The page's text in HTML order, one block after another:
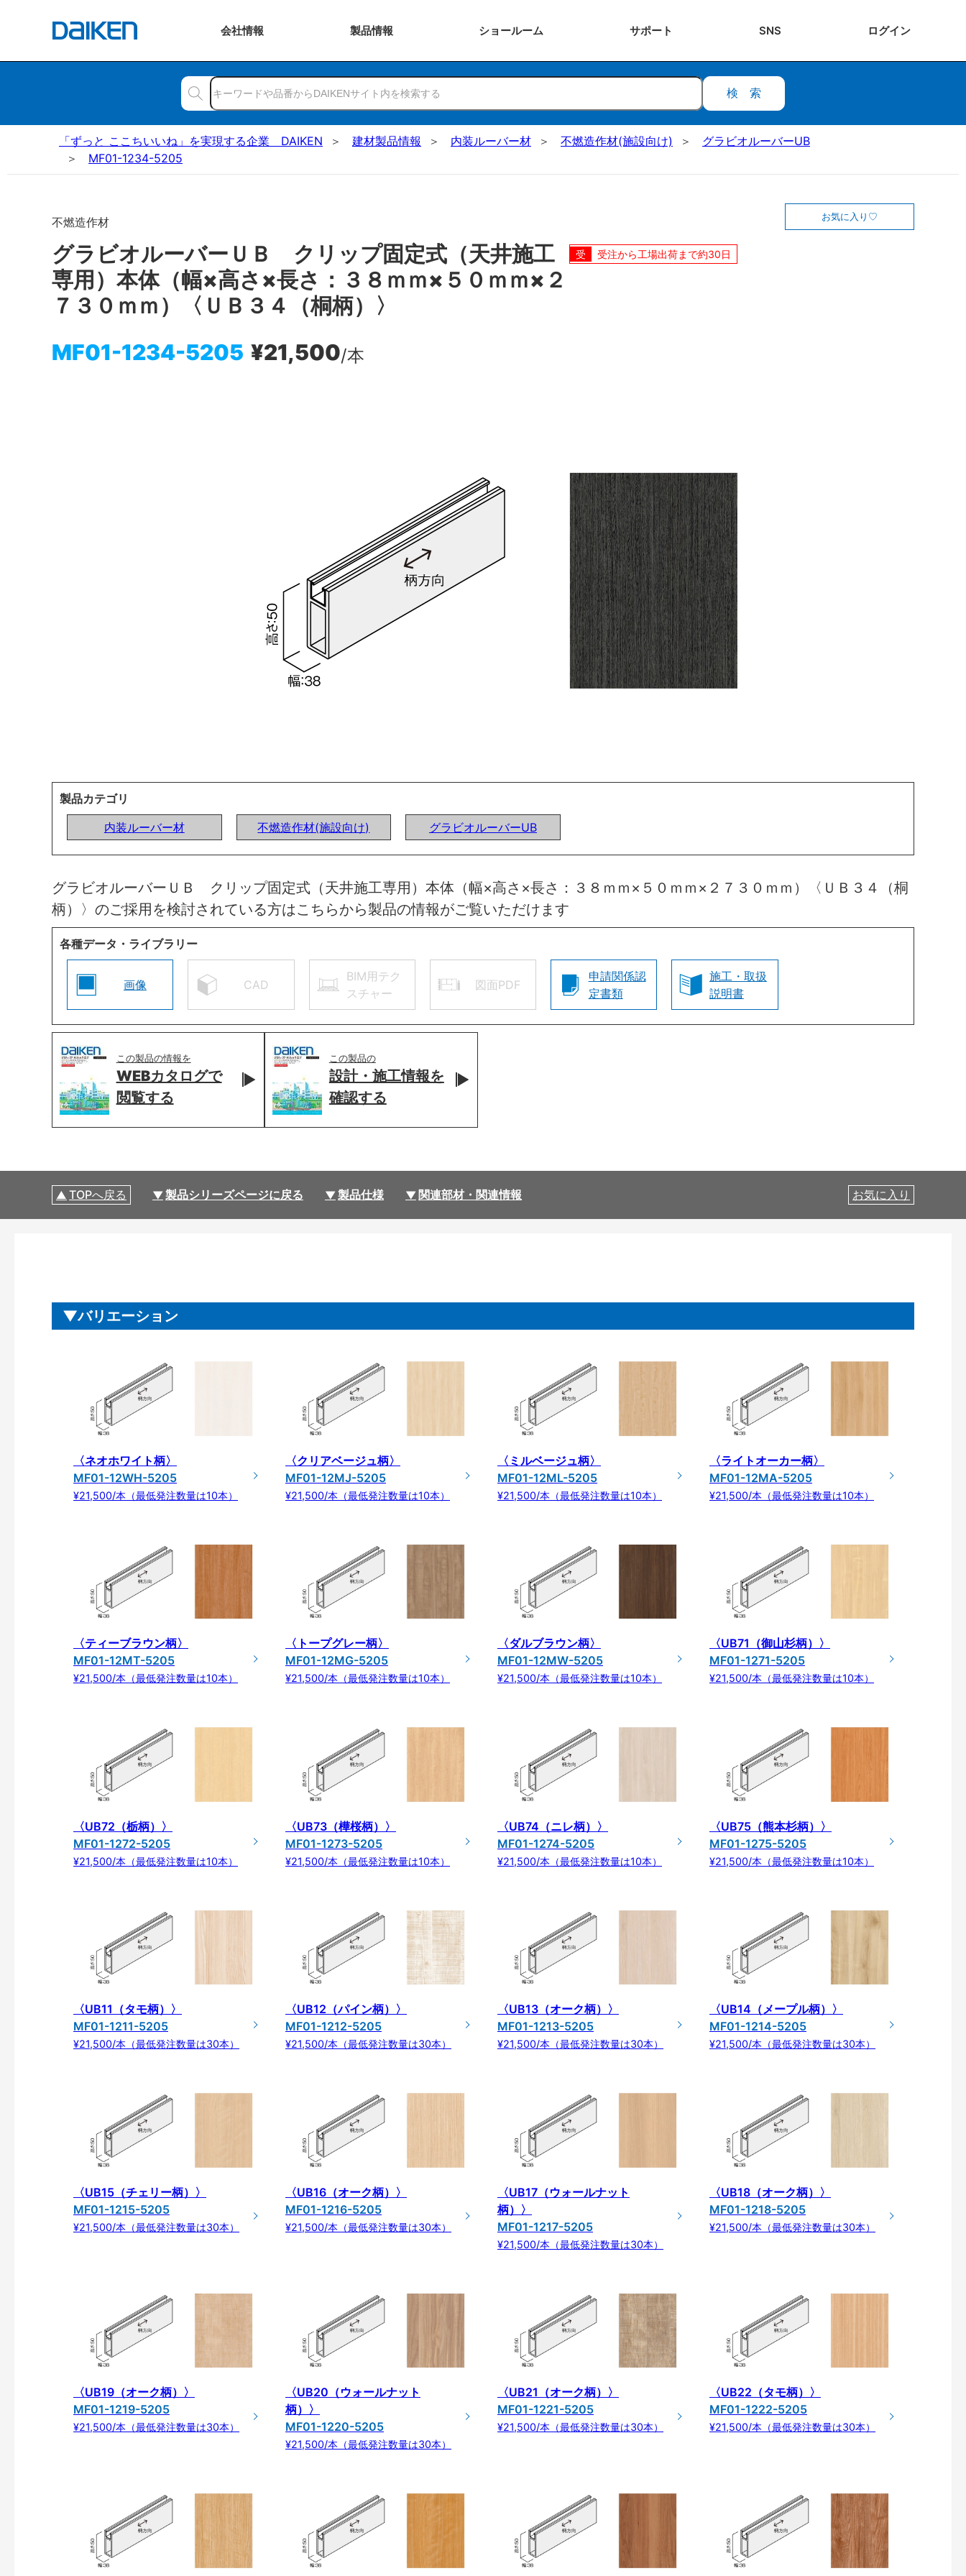
会社情報 製品情報 ショールーム サポート SNS ログイン
検索
「ずっと ここちいいね」を実現する企業 DAIKEN 建材製品情報 内装ルーバー材 不燃造作材(施設向け)
グラビオルーバーUB
MF01-1234-5205
不燃造作材
グラビオルーバーＵＢ クリップ固定式（天井施工
専用）本体（幅×高さ×長さ：３８ｍｍ×５０ｍｍ×２
７３０ｍｍ）〈ＵＢ３４（桐柄）〉
MF01-1234-5205 ¥21,500/本
お気に入り
受注から工場出荷まで約30日
製品カテゴリ
内装ルーバー材
不燃造作材(施設向け) グラビオルーバーUB
グラビオルーバーＵＢ クリップ固定式（天井施工専用）本体（幅×高さ×長さ：３８ｍｍ×５０ｍｍ×２７３０ｍｍ）〈ＵＢ３４（桐
柄）〉のご採用を検討されている方はこちらから製品の情報がご覧いただけます
各種データ・ライブラリー
画像 CAD
BIM用テク
スチャー
図面PDF
申請関係認
定書類
施工・取扱
説明書
この製品の情報を
WEBカタログで
閲覧する
この製品の
設計・施工情報を
確認する
TOPへ戻る 製品シリーズページに戻る 製品仕様 関連部材・関連情報 お気に入り
バリエーション
〈ネオホワイト柄〉
MF01-12WH-5205
¥21,500/本（最低発注数量は10本）
〈クリアベージュ柄〉
MF01-12MJ-5205
¥21,500/本（最低発注数量は10本）
〈ミルベージュ柄〉
MF01-12ML-5205
¥21,500/本（最低発注数量は10本）
〈ライトオーカー柄〉
MF01-12MA-5205
¥21,500/本（最低発注数量は10本）
〈ティーブラウン柄〉
MF01-12MT-5205
¥21,500/本（最低発注数量は10本）
〈トープグレー柄〉
MF01-12MG-5205
¥21,500/本（最低発注数量は10本）
〈ダルブラウン柄〉
MF01-12MW-5205
¥21,500/本（最低発注数量は10本）
〈UB71（御山杉柄）〉
MF01-1271-5205
¥21,500/本（最低発注数量は10本）
〈UB72（栃柄）〉
MF01-1272-5205
¥21,500/本（最低発注数量は10本）
〈UB73（樺桜柄）〉
MF01-1273-5205
¥21,500/本（最低発注数量は10本）
〈UB74（ニレ柄）〉
MF01-1274-5205
¥21,500/本（最低発注数量は10本）
〈UB75（熊本杉柄）〉
MF01-1275-5205
¥21,500/本（最低発注数量は10本）
〈UB11（タモ柄）〉
MF01-1211-5205
¥21,500/本（最低発注数量は30本）
〈UB12（パイン柄）〉
MF01-1212-5205
¥21,500/本（最低発注数量は30本）
〈UB13（オーク柄）〉
MF01-1213-5205
¥21,500/本（最低発注数量は30本）
〈UB14（メープル柄）〉
MF01-1214-5205
¥21,500/本（最低発注数量は30本）
〈UB15（チェリー柄）〉
MF01-1215-5205
¥21,500/本（最低発注数量は30本）
〈UB16（オーク柄）〉
MF01-1216-5205
¥21,500/本（最低発注数量は30本）
〈UB17（ウォールナット
柄）〉
MF01-1217-5205
¥21,500/本（最低発注数量は30本）
〈UB18（オーク柄）〉
MF01-1218-5205
¥21,500/本（最低発注数量は30本）
〈UB19（オーク柄）〉
MF01-1219-5205
¥21,500/本（最低発注数量は30本）
〈UB20（ウォールナット
柄）〉
MF01-1220-5205
¥21,500/本（最低発注数量は30本）
〈UB21（オーク柄）〉
MF01-1221-5205
¥21,500/本（最低発注数量は30本）
〈UB22（タモ柄）〉
MF01-1222-5205
¥21,500/本（最低発注数量は30本）